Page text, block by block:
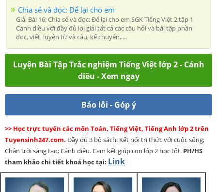
Chia sẻ và đọc: Để lại cho em
Giải Bài 16: Chia sẻ và đọc: Để lại cho em SGK Tiếng Việt 2 tập 1
Cánh diều với đầy đủ lời giải tất cả các câu hỏi và bài tập phần
đọc, viết, luyện từ và câu, kể chuyện,....
Luyện Bài Tập Trắc nghiệm Tiếng Việt lớp 2 - Cánh
diều - Xem ngay
Báo lỗi - Góp ý
>> Học trực tuyến các môn Toán, Tiếng Việt, Tiếng Anh lớp 2 trên
Tuyensinh247.com. Đầy đủ 3 bộ sách: Kết nối tri thức với cuộc sống;
Chân trời sáng tạo; Cánh diều. Cam kết giúp con lớp 2 học tốt. PH/HS
tham khảo chi tiết khoá học tại: Link